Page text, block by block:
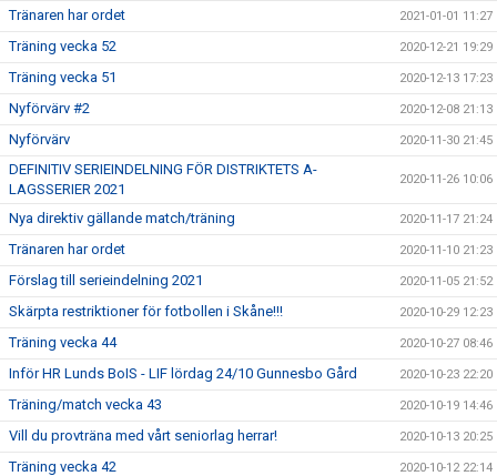
Tränaren har ordet 2021-01-01 11:27
Träning vecka 52 2020-12-21 19:29
Träning vecka 51 2020-12-13 17:23
Nyförvärv #2 2020-12-08 21:13
Nyförvärv 2020-11-30 21:45
DEFINITIV SERIEINDELNING FÖR DISTRIKTETS A-
LAGSSERIER 2021
2020-11-26 10:06
Nya direktiv gällande match/träning 2020-11-17 21:24
Tränaren har ordet 2020-11-10 21:23
Förslag till serieindelning 2021 2020-11-05 21:52
Skärpta restriktioner för fotbollen i Skåne!!! 2020-10-29 12:23
Träning vecka 44 2020-10-27 08:46
Inför HR Lunds BoIS - LIF lördag 24/10 Gunnesbo Gård 2020-10-23 22:20
Träning/match vecka 43 2020-10-19 14:46
Vill du provträna med vårt seniorlag herrar! 2020-10-13 20:25
Träning vecka 42 2020-10-12 22:14